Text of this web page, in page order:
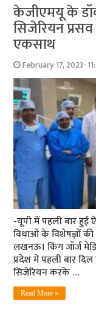
केजीएमयू के
सिजेरियन
एकसा‍थ
February 17, 2023-
-यूपी में पहली बार हुई
विधाओं के विशेषज्ञों
लखनऊ। किंग जॉर्ज
प्रदेश में पहली बार दिल
सिजेरियन करके …
Read More »